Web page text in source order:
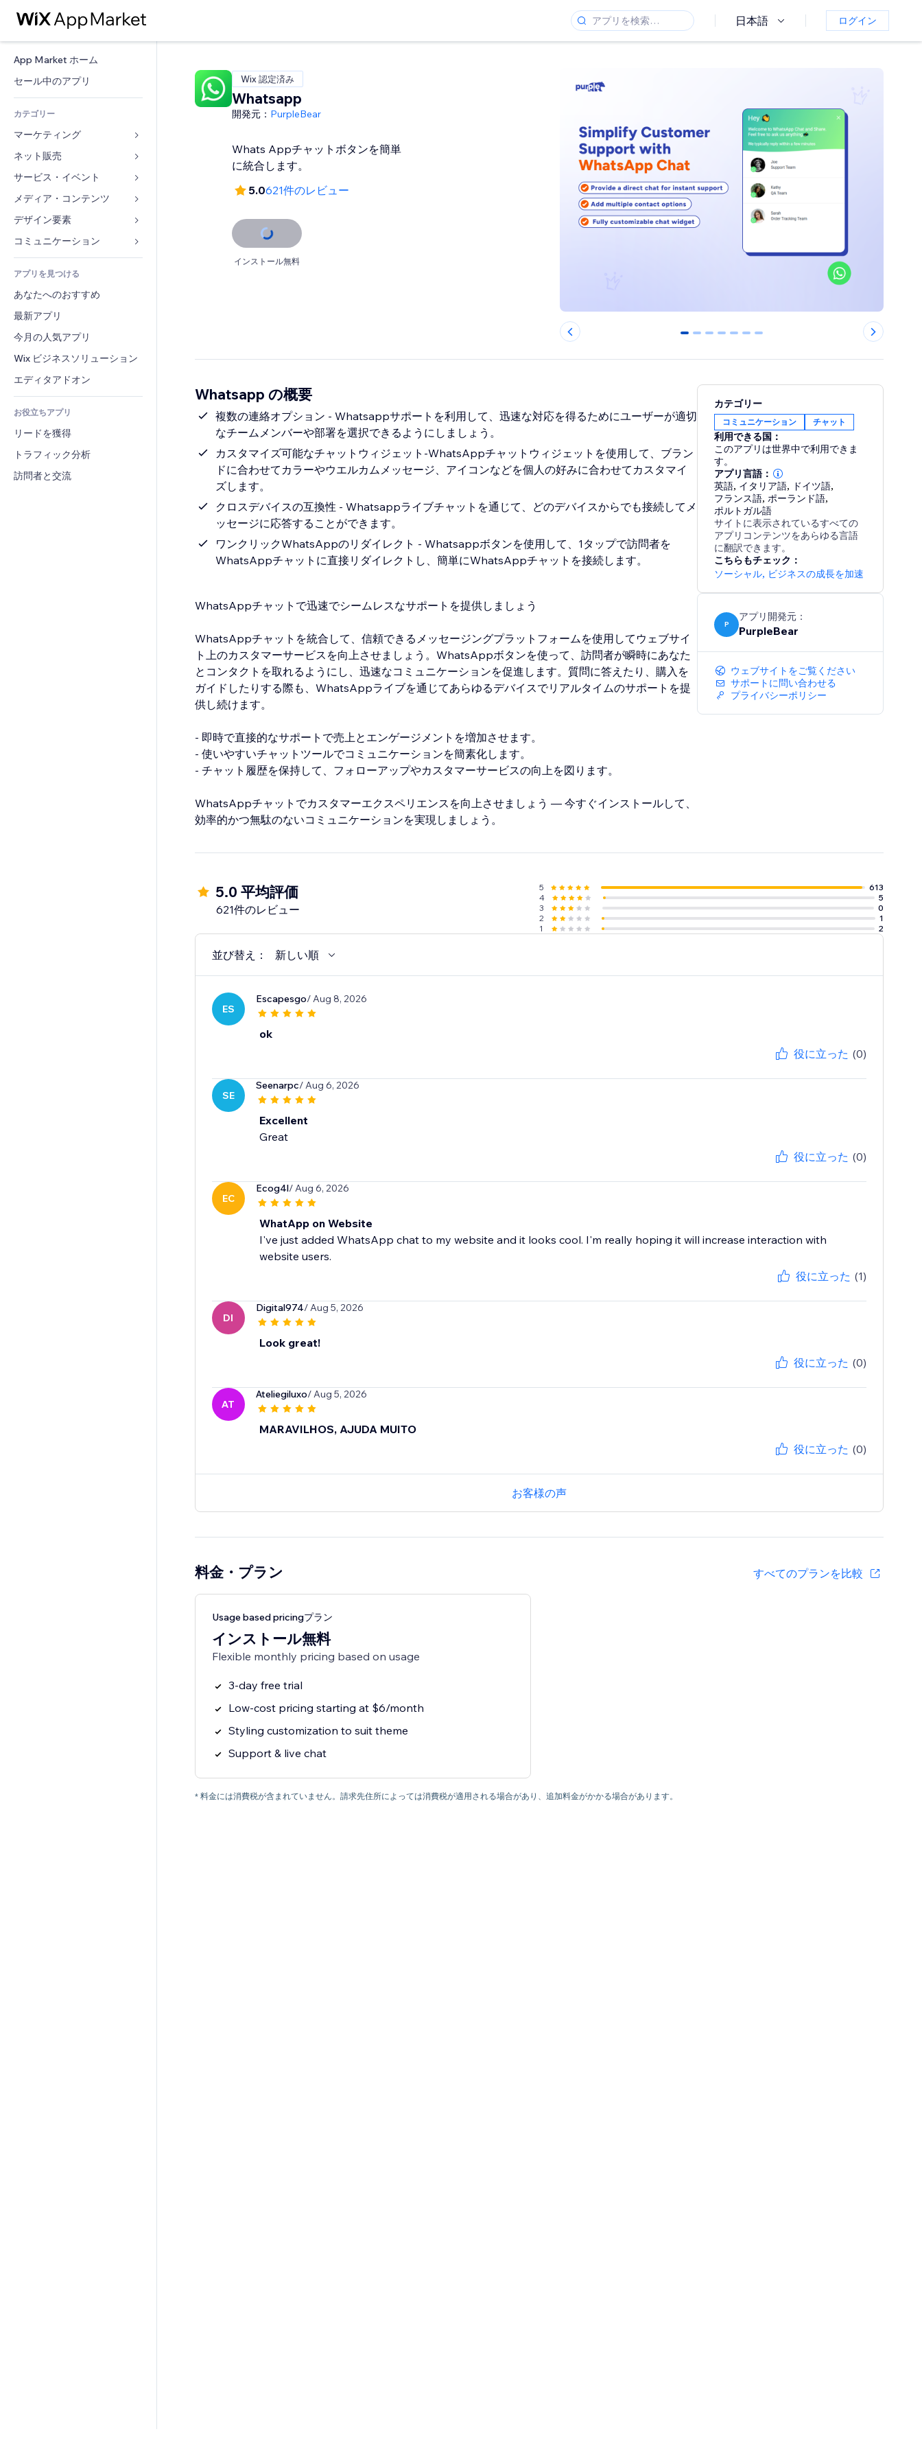
日本語 ログイン
App Market ホーム
セール中のアプリ
カテゴリー
マーケティング
広告
モバイル
アクセス解析
リスティング広告
メール
コンバージョン
ネット販売
ストア用アプリ
発送・配達
販売ボタン
会計
クーポン・特典
倉庫管理ソリューション
ドロップシッピング
食品・飲料
サービス・イベント
ホテル
イベント
レストラン
不動産
ブッキング
メディア・コンテンツ
ギャラリー
音楽
ポッドキャスト
写真
動画
PDF
ファイル共有
ニュース
デザイン要素
マップ・ナビ
プライバシー・セキュリティ
時計
ページテンプレート
画像効果
ボタン・メニュー
バナー・バッジ
電卓
検索
天気
チャート・テーブル
フォーム
ブログ
投票
チャット
コメント
電話
コミュニティィ
レビュー・お客さまの声
CRM
アプリを見つける
あなたへのおすすめ
最新アプリ
今月の人気アプリ
Wix ビジネスソリューション
エディタアドオン
お役立ちアプリ
リードを獲得
トラフィック分析
訪問者と交流
Wix 認定済み
Whatsapp
開発元： PurpleBear
Whats Appチャットボタンを簡単
に統合します。
5.0621件のレビュー
インストール無料
0 1 2 3 4 5 6
Whatsapp の概要
複数の連絡オプション - Whatsappサポートを利用して、迅速な対応を得るためにユーザーが適切
なチームメンバーや部署を選択できるようにしましょう。
カスタマイズ可能なチャットウィジェット-WhatsAppチャットウィジェットを使用して、ブラン
ドに合わせてカラーやウエルカムメッセージ、アイコンなどを個人の好みに合わせてカスタマイ
ズします。
クロスデバイスの互換性 - Whatsappライブチャットを通じて、どのデバイスからでも接続してメ
ッセージに応答することができます。
ワンクリックWhatsAppのリダイレクト - Whatsappボタンを使用して、1タップで訪問者を
WhatsAppチャットに直接リダイレクトし、簡単にWhatsAppチャットを接続します。
WhatsAppチャットで迅速でシームレスなサポートを提供しましょう
WhatsAppチャットを統合して、信頼できるメッセージングプラットフォームを使用してウェブサイ
ト上のカスタマーサービスを向上させましょう。WhatsAppボタンを使って、訪問者が瞬時にあなた
とコンタクトを取れるようにし、迅速なコミュニケーションを促進します。質問に答えたり、購入を
ガイドしたりする際も、WhatsAppライブを通じてあらゆるデバイスでリアルタイムのサポートを提
供し続けます。
- 即時で直接的なサポートで売上とエンゲージメントを増加させます。
- 使いやすいチャットツールでコミュニケーションを簡素化します。
- チャット履歴を保持して、フォローアップやカスタマーサービスの向上を図ります。
WhatsAppチャットでカスタマーエクスペリエンスを向上させましょう — 今すぐインストールして、
効率的かつ無駄のないコミュニケーションを実現しましょう。
カテゴリー
コミュニケーション チャット
利用できる国：
このアプリは世界中で利用できま
す。
アプリ言語：
英語, イタリア語, ドイツ語,
フランス語, ポーランド語,
ポルトガル語
サイトに表示されているすべての
アプリコンテンツをあらゆる言語
に翻訳できます。
こちらもチェック：
ソーシャル, ビジネスの成長を加速
P
アプリ開発元：
PurpleBear
ウェブサイトをご覧ください
サポートに問い合わせる
プライバシーポリシー
5.0 平均評価
621件のレビュー
5
613
4
5
3
0
2
1
1
2
並び替え： 新しい順
ES
Escapesgo/ Aug 8, 2026
ok
役に立った (0)
SE
Seenarpc/ Aug 6, 2026
Excellent
Great
役に立った (0)
EC
Ecog4l/ Aug 6, 2026
WhatApp on Website
I've just added WhatsApp chat to my website and it looks cool. I'm really hoping it will increase interaction with
website users.
役に立った (1)
DI
Digital974/ Aug 5, 2026
Look great!
役に立った (0)
AT
Ateliegiluxo/ Aug 5, 2026
MARAVILHOS, AJUDA MUITO
役に立った (0)
お客様の声
料金・プラン すべてのプランを比較
Usage based pricingプラン
インストール無料
Flexible monthly pricing based on usage
3-day free trial
Low-cost pricing starting at $6/month
Styling customization to suit theme
Support & live chat
* 料金には消費税が含まれていません。請求先住所によっては消費税が適用される場合があり、追加料金がかかる場合があります。